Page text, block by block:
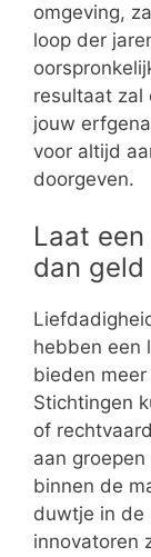
omgeving,
loop der
resultaat zal
jouw
voor altijd
doorgeven.
Laat
dan geld
hebben een
bieden
Stichtingen
of
aan
binnen de
duwtje in de
innovatoren